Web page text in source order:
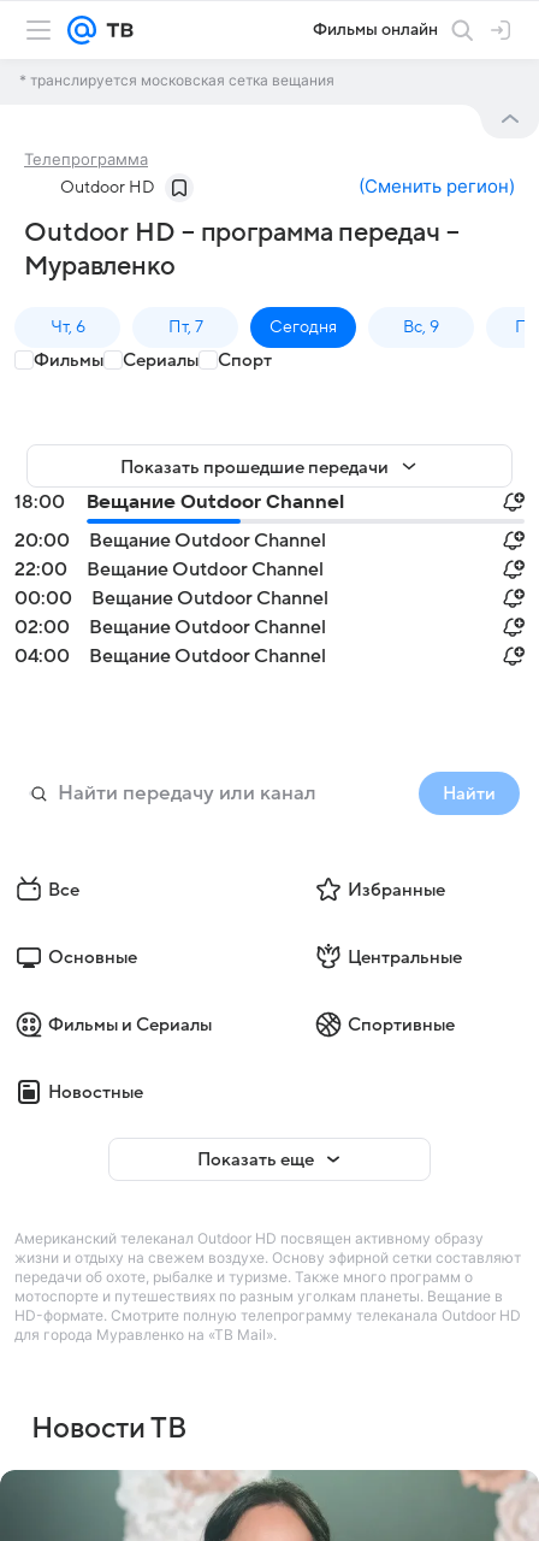
Фильмы онлайн
* транслируется московская сетка вещания
Телепрограмма
Outdoor HD (Сменить регион)
Outdoor HD – программа передач –
Муравленко
Чт, 6 Пт, 7 Сегодня Вс, 9
Фильмы Сериалы Спорт
Показать прошедшие передачи
18:00
Вещание Outdoor Channel
20:00
Вещание Outdoor Channel
22:00
Вещание Outdoor Channel
00:00
Вещание Outdoor Channel
02:00
Вещание Outdoor Channel
04:00
Вещание Outdoor Channel
Найти
Все Избранные
Основные Центральные
Фильмы и Сериалы Спортивные
Новостные
Показать еще
Американский телеканал Outdoor HD посвящен активному образу
жизни и отдыху на свежем воздухе. Основу эфирной сетки составляют
передачи об охоте, рыбалке и туризме. Также много программ о
мотоспорте и путешествиях по разным уголкам планеты. Вещание в
HD-формате. Смотрите полную телепрограмму телеканала Outdoor HD
для города Муравленко на «ТВ Mail».
Новости ТВ